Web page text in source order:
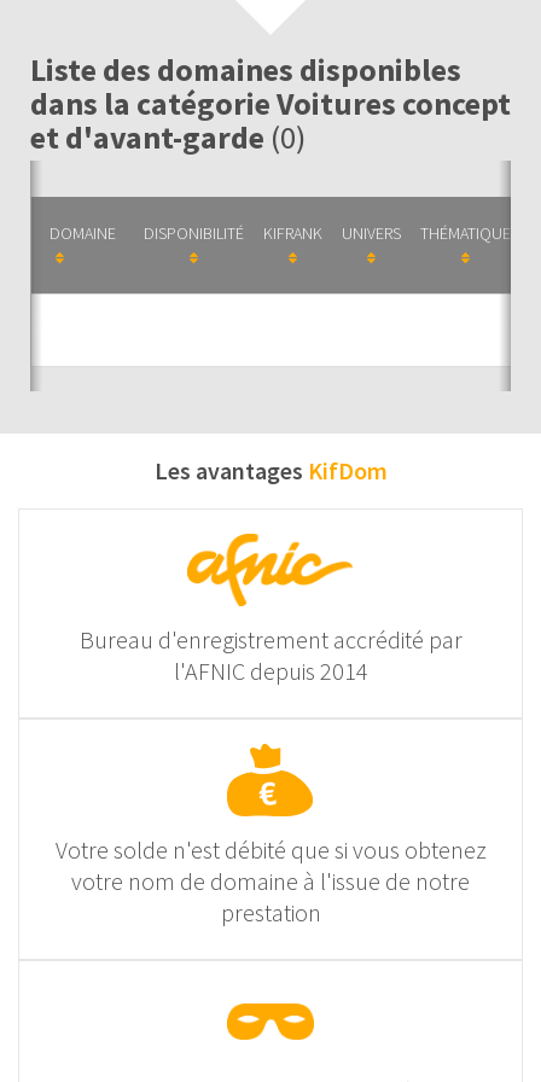
Liste des domaines disponibles
dans la catégorie Voitures concept
et d'avant-garde (0)
DOMAINE DISPONIBILITÉ KIFRANK UNIVERS THÉMATIQUE
Les avantages KifDom
Bureau d'enregistrement accrédité par
l'AFNIC depuis 2014
Votre solde n'est débité que si vous obtenez
votre nom de domaine à l'issue de notre
prestation